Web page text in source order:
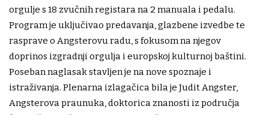
orgulje s 18 zvučnih registara na 2 manuala i pedalu.
Program je uključivao predavanja, glazbene izvedbe te
rasprave o Angsterovu radu, s fokusom na njegov
doprinos izgradnji orgulja i europskoj kulturnoj baštini.
Poseban naglasak stavljen je na nove spoznaje i
istraživanja. Plenarna izlagačica bila je Judit Angster,
Angsterova praunuka, doktorica znanosti iz područja